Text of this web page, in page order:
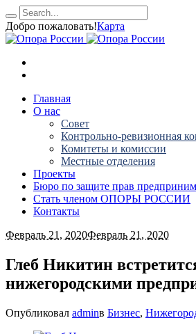
Добро пожаловать!Карта
Главная
О нас
Совет
Контрольно-ревизионная
Комитеты и комиссии
Местные отделения
Проекты
Бюро по защите прав
Стать членом ОПОРЫ РОССИИ
Контакты
Февраль 21, 2020Февраль 21, 2020
Глеб Никитин
нижегородскими
Опубликовал adminв Бизнес,